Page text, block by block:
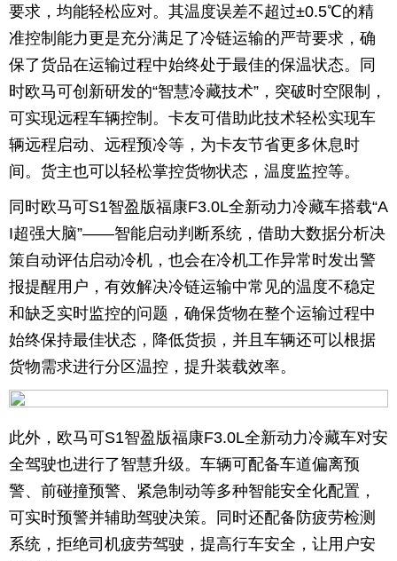
要求，均能轻松应对。其温度误差不超过±0.5℃的精
准控制能力更是充分满足了冷链运输的严苛要求，确
保了货品在运输过程中始终处于最佳的保温状态。同
时欧马可创新研发的“智慧冷藏技术”，突破时空限制，
可实现远程车辆控制。卡友可借助此技术轻松实现车
辆远程启动、远程预冷等，为卡友节省更多休息时
间。货主也可以轻松掌控货物状态，温度监控等。
同时欧马可S1智盈版福康F3.0L全新动力冷藏车搭载“A
I超强大脑”——智能启动判断系统，借助大数据分析决
策自动评估启动冷机，也会在冷机工作异常时发出警
报提醒用户，有效解决冷链运输中常见的温度不稳定
和缺乏实时监控的问题，确保货物在整个运输过程中
始终保持最佳状态，降低货损，并且车辆还可以根据
货物需求进行分区温控，提升装载效率。
此外，欧马可S1智盈版福康F3.0L全新动力冷藏车对安
全驾驶也进行了智慧升级。车辆可配备车道偏离预
警、前碰撞预警、紧急制动等多种智能安全化配置，
可实时预警并辅助驾驶决策。同时还配备防疲劳检测
系统，拒绝司机疲劳驾驶，提高行车安全，让用户安